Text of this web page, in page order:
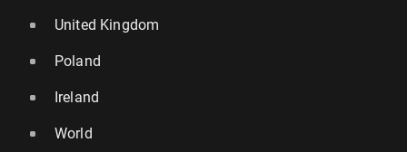
United Kingdom
Poland
Ireland
World